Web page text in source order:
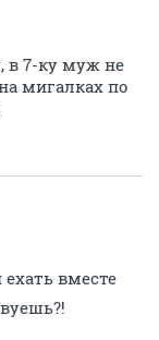
в 7-ку муж не
мигалках по
вместе